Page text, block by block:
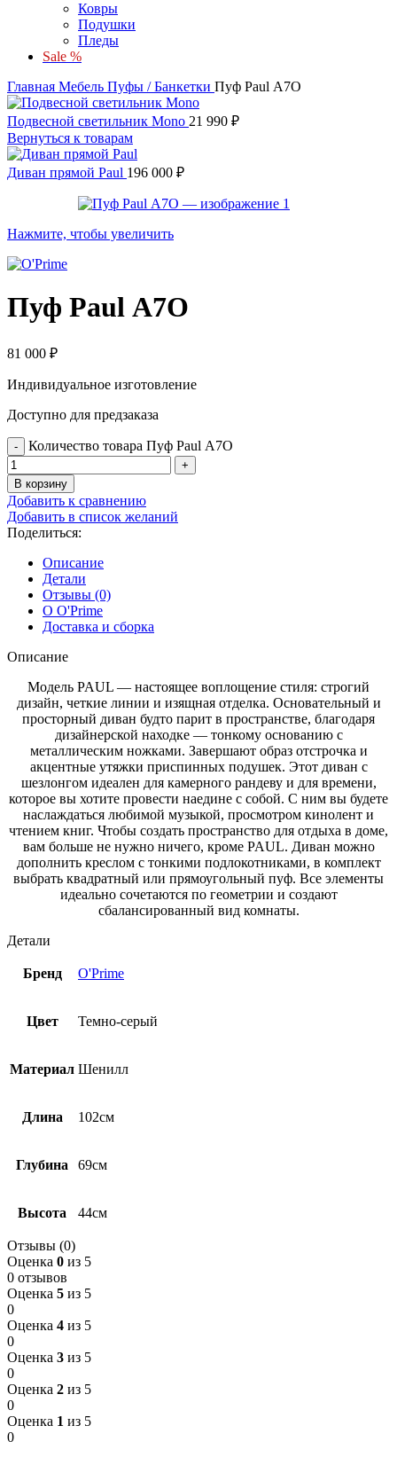
Ковры
Подушки
Пледы
Sale %
Главная Мебель Пуфы / Банкетки Пуф Paul А7О
Подвесной светильник Mono 21 990 ₽
Вернуться к товарам
Диван прямой Paul 196 000 ₽
Нажмите, чтобы увеличить
Пуф Paul А7О
81 000 ₽
Индивидуальное изготовление
Доступно для предзаказа
Количество товара Пуф Paul А7О
В корзину
Добавить к сравнению
Добавить в список желаний
Поделиться:
Описание
Детали
Отзывы (0)
О O'Prime
Доставка и сборка
Описание
Модель PAUL — настоящее воплощение стиля: строгий
дизайн, четкие линии и изящная отделка. Основательный и
просторный диван будто парит в пространстве, благодаря
дизайнерской находке — тонкому основанию с
металлическим ножками. Завершают образ отстрочка и
акцентные утяжки приспинных подушек. Этот диван с
шезлонгом идеален для камерного рандеву и для времени,
которое вы хотите провести наедине с собой. С ним вы будете
наслаждаться любимой музыкой, просмотром кинолент и
чтением книг. Чтобы создать пространство для отдыха в доме,
вам больше не нужно ничего, кроме PAUL. Диван можно
дополнить креслом с тонкими подлокотниками, в комплект
выбрать квадратный или прямоугольный пуф. Все элементы
идеально сочетаются по геометрии и создают
сбалансированный вид комнаты.
Детали
Бренд O'Prime
Цвет Темно-серый
Материал Шенилл
Длина 102см
Глубина 69см
Высота 44см
Отзывы (0)
Оценка 0 из 5
0 отзывов
Оценка 5 из 5
0
Оценка 4 из 5
0
Оценка 3 из 5
0
Оценка 2 из 5
0
Оценка 1 из 5
0